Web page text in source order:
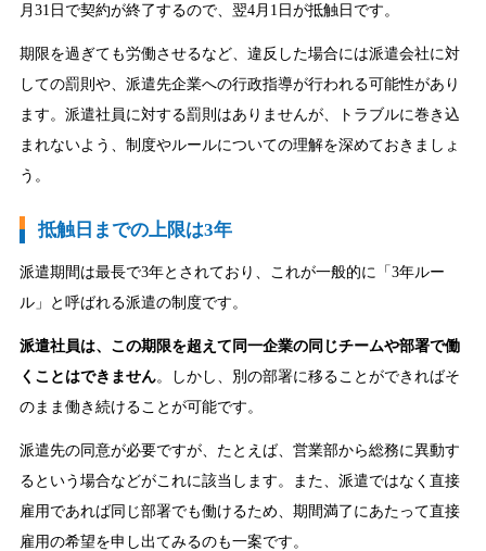
月31日で契約が終了するので、翌4月1日が抵触日です。
期限を過ぎても労働させるなど、違反した場合には派遣会社に対
しての罰則や、派遣先企業への行政指導が行われる可能性があり
ます。派遣社員に対する罰則はありませんが、トラブルに巻き込
まれないよう、制度やルールについての理解を深めておきましょ
う。
抵触日までの上限は3年
派遣期間は最長で3年とされており、これが一般的に「3年ルー
ル」と呼ばれる派遣の制度です。
派遣社員は、この期限を超えて同一企業の同じチームや部署で働
くことはできません。しかし、別の部署に移ることができればそ
のまま働き続けることが可能です。
派遣先の同意が必要ですが、たとえば、営業部から総務に異動す
るという場合などがこれに該当します。また、派遣ではなく直接
雇用であれば同じ部署でも働けるため、期間満了にあたって直接
雇用の希望を申し出てみるのも一案です。